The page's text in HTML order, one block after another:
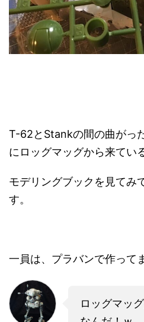
T-62とStankの間の曲がっ
にロッグマッグから来てい
モデリングブックを見てみ
す。
一員は、プラバンで作って
ロッグマッ